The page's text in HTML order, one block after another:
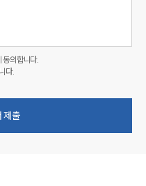
의합니다.
다.
제출